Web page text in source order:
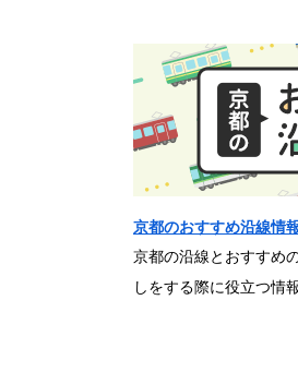
京都のおすすめ沿線情
京都の沿線とおすすめ
しをする際に役立つ情